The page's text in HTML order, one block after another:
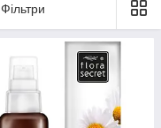
Фільтри